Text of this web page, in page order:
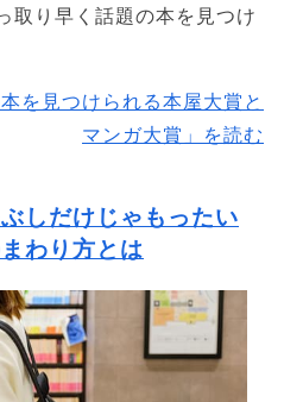
取り早く話題の本を見つけ
を見つけられる本屋大賞と
マンガ大賞」を読む
しだけじゃもったい
わり方とは